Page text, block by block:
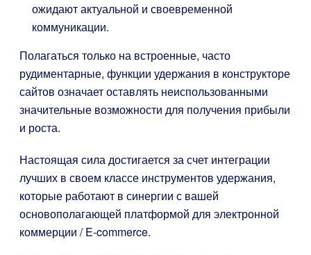
ожидают актуальной и своевременной
коммуникации.
Полагаться только на встроенные, часто
рудиментарные, функции удержания в конструкторе
сайтов означает оставлять неиспользованными
значительные возможности для получения прибыли
и роста.
Настоящая сила достигается за счет интеграции
лучших в своем классе инструментов удержания,
которые работают в синергии с вашей
основополагающей платформой для электронной
коммерции / E-commerce.